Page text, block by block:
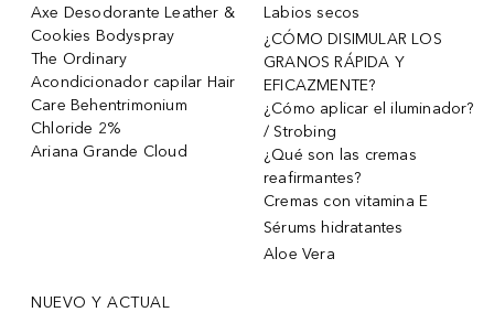
Axe Desodorante Leather &
Cookies Bodyspray
The Ordinary
Acondicionador capilar Hair
Care Behentrimonium
Chloride 2%
Ariana Grande Cloud
Labios secos
¿CÓMO DISIMULAR LOS
GRANOS RÁPIDA Y
EFICAZMENTE?
¿Cómo aplicar el iluminador?
/ Strobing
¿Qué son las cremas
reafirmantes?
Cremas con vitamina E
Sérums hidratantes
Aloe Vera
NUEVO Y ACTUAL